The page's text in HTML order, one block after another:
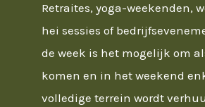
Retraites, yoga-weekenden,
hei sessies of
de week is het mogelijk om
komen en in het weekend
volledige terrein wordt